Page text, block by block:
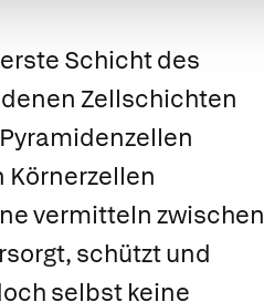
Schicht des
Zellschichten
Pyramidenzellen
Körnerzellen
vermitteln zwischen
schützt und
selbst keine